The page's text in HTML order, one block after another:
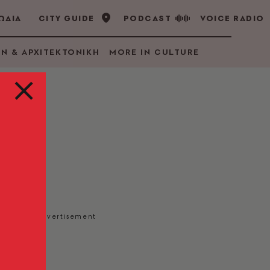
CITY GUIDE PODCAST VOICE RADIO
& ΑΡΧΙΤΕΚΤΟΝΙΚΗ MORE IN CULTURE